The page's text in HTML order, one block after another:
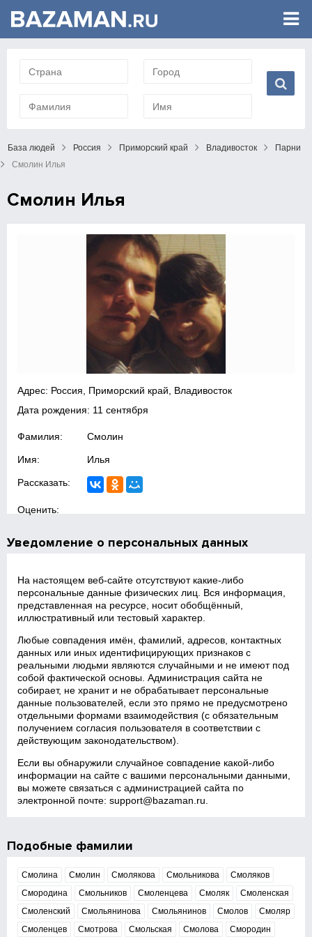
База людей Россия Приморский край Владивосток
Парни
Смолин Илья
Смолин Илья
Адрес: Россия, Приморский край, Владивосток
Дата рождения: 11 сентября
Фамилия: Смолин
Имя: Илья
Рассказать:
Оценить:
Уведомление о персональных данных
На настоящем веб‑сайте отсутствуют какие‑либо
персональные данные физических лиц. Вся информация,
представленная на ресурсе, носит обобщённый,
иллюстративный или тестовый характер.
Любые совпадения имён, фамилий, адресов, контактных
данных или иных идентифицирующих признаков с
реальными людьми являются случайными и не имеют под
собой фактической основы. Администрация сайта не
собирает, не хранит и не обрабатывает персональные
данные пользователей, если это прямо не предусмотрено
отдельными формами взаимодействия (с обязательным
получением согласия пользователя в соответствии с
действующим законодательством).
Если вы обнаружили случайное совпадение какой‑либо
информации на сайте с вашими персональными данными,
вы можете связаться с администрацией сайта по
электронной почте:support@bazaman.ru
Подобные фамилии
Смолина Смолин Смолякова Смольникова
Смоляков
Смородина
Смольников Смоленцева Смоляк
Смоленская
Смоленский
Смольянинова Смольянинов Смолов
Смоляр
Смоленцев
Смотрова Смольская Смолова Смородин